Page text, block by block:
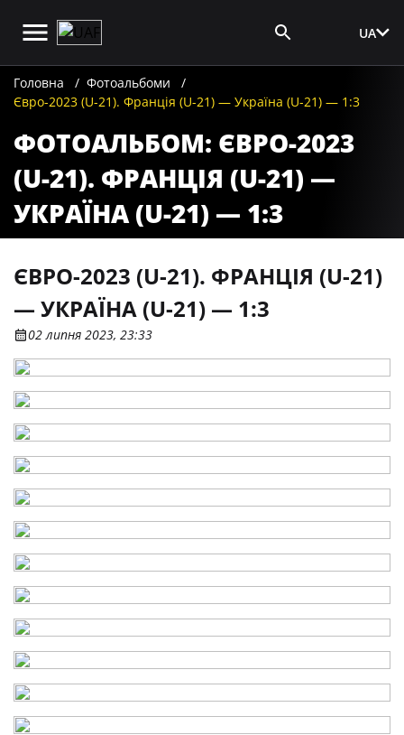
UA
Головна
Фотоальбоми
Євро-2023 (U-21). Франція (U-21) — Україна (U-21) — 1:3
ФОТОАЛЬБОМ: ЄВРО-2023
(U-21). ФРАНЦІЯ (U-21) —
УКРАЇНА (U-21) — 1:3
ЄВРО-2023 (U-21). ФРАНЦІЯ (U-21)
— УКРАЇНА (U-21) — 1:3
02 липня 2023, 23:33